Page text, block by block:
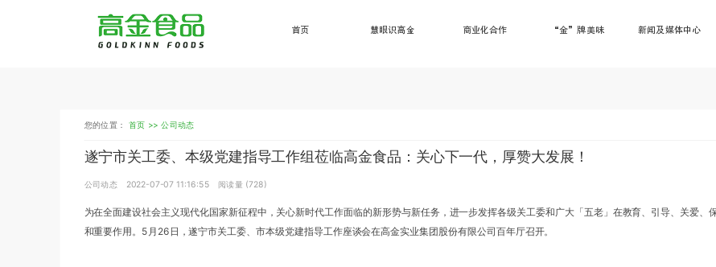
首页 慧眼识高金 商业化合作 “金”牌美味 新闻及媒体中心
您的位置： 首页 >>公司动态
遂宁市关工委、本级党建指导工作组莅临高金食品：关心下一代，厚赞大发展！
公司动态 2022-07-07 11:16:55 阅读量 (728)
为在全面建设社会主义现代化国家新征程中，关心新时代工作面临的新形势与新任务，进一步发挥各级关工委和广大「五老」在教育、引导、关爱、
和重要作用。5月26日，遂宁市关工委、市本级党建指导工作座谈会在高金实业集团股份有限公司百年厅召开。